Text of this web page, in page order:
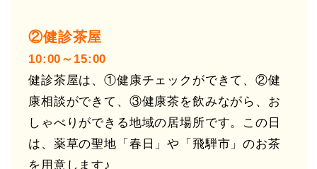
②健診茶屋
10:00～15:00
健診茶屋は、①健康チェックができて、②健
康相談ができて、③健康茶を飲みながら、お
しゃべりができる地域の居場所です。この日
は、薬草の聖地「春日」や「飛騨市」のお茶
を用意します♪